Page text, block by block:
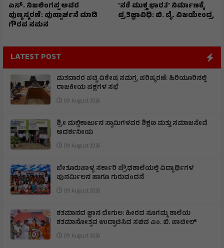
ಎಸ್. ನಿಜಲಿಂಗಪ್ಪ ಅವರ
ಪುಣ್ಯಸ್ಮರಣೆ: ಪುಷ್ಪಾರ್ಚನೆ ಮಾಡಿ
ಗೌರವ ನಮನ​
'ನಶೆ ಮುಕ್ತ ಭಾರತ' ನಿರ್ಮಾಣಕ್ಕೆ
ಪ್ರತಿಜ್ಞಾವಿಧಿ: ಬಿ. ವೈ. ವಿಜಯೇಂದ್ರ
LATEST POST
ಮತದಾರರ ಪಟ್ಟಿ ವಿಶೇಷ ಸಮಗ್ರ ಪರಿಷ್ಕರಣೆ: ಹಿರಿಯೂರಿನಲ್ಲಿ
ರಾಜಕೀಯ ಪಕ್ಷಗಳ ಸಭೆ
09 August 2026
ಶ್ರೀ ಮಲ್ಲಿಕಾರ್ಜುನ ಸ್ವಾಮಿಗಳವರ ಶಿಕ್ಷಣ ಮತ್ತು ಸಮಾಜಸೇವೆ
ಆದರ್ಶನೀಯ
09 August 2026
ಬೇತೂರುಪಾಳ್ಯ ಸರ್ಕಾರಿ ಪ್ರೌಢಶಾಲೆಯಲ್ಲಿ ವಿದ್ಯಾರ್ಥಿಗಳ
ಪುನರ್ಮಿಲನ ಹಾಗೂ ಗುರುವಂದನೆ
09 August 2026
ಶತಮಾನದ ಜ್ಞಾನ ದೇಗುಲ: ಹೀರದ ಸೂಗಮ್ಮ ಶಾಲೆಯ
ಶತಮಾನೋತ್ಸವ ಉದ್ಘಾಟಿಸಿದ ಸಚಿವ ಎಂ. ಬಿ. ಪಾಟೀಲ್
09 August 2026